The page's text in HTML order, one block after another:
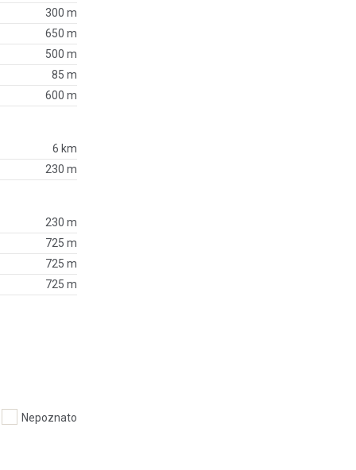
300 m
650 m
500 m
85 m
600 m
6 km
230 m
230 m
725 m
725 m
725 m
Nepoznato